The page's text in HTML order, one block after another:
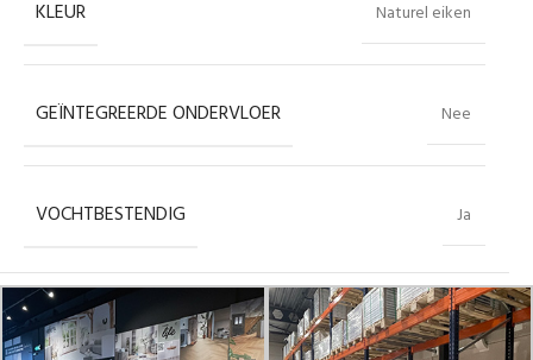
KLEUR Naturel eiken
GEÏNTEGREERDE ONDERVLOER Nee
VOCHTBESTENDIG Ja